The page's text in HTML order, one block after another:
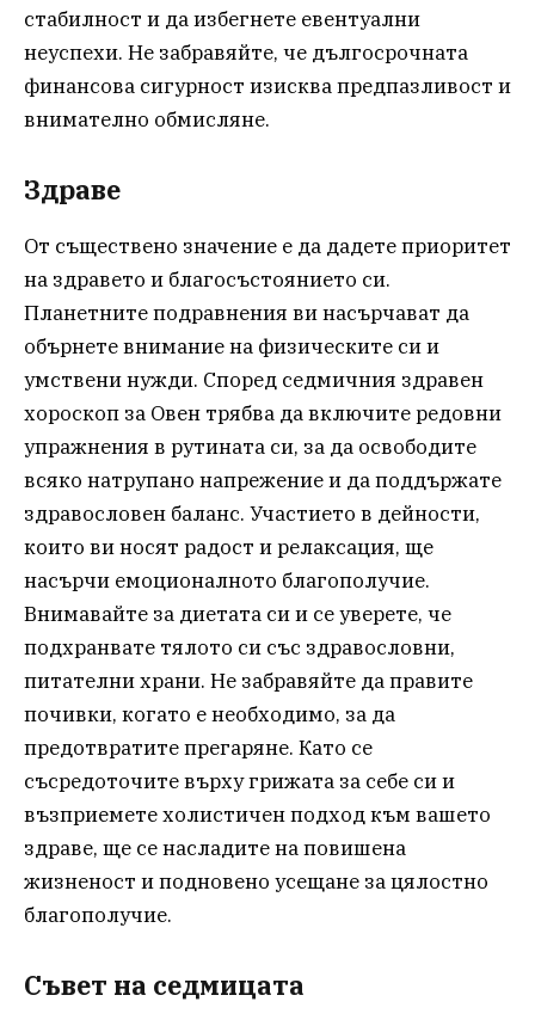
стабилност и да избегнете евентуални
неуспехи. Не забравяйте, че дългосрочната
финансова сигурност изисква предпазливост и
внимателно обмисляне.
Здраве
От съществено значение е да дадете приоритет
на здравето и благосъстоянието си.
Планетните подравнения ви насърчават да
обърнете внимание на физическите си и
умствени нужди. Според седмичния здравен
хороскоп за Овен трябва да включите редовни
упражнения в рутината си, за да освободите
всяко натрупано напрежение и да поддържате
здравословен баланс. Участието в дейности,
които ви носят радост и релаксация, ще
насърчи емоционалното благополучие.
Внимавайте за диетата си и се уверете, че
подхранвате тялото си със здравословни,
питателни храни. Не забравяйте да правите
почивки, когато е необходимо, за да
предотвратите прегаряне. Като се
съсредоточите върху грижата за себе си и
възприемете холистичен подход към вашето
здраве, ще се насладите на повишена
жизненост и подновено усещане за цялостно
благополучие.
Съвет на седмицата